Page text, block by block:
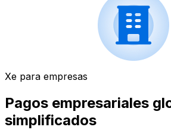
Xe para empresas
Pagos empresariales
simplificados